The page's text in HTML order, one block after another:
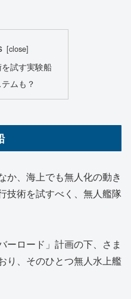
試す実験船
ムも？
か、海上でも無人化の動き
技術を試すべく、無人艦隊
ーロード」計画の下、さま
り、そのひとつ無人水上艦